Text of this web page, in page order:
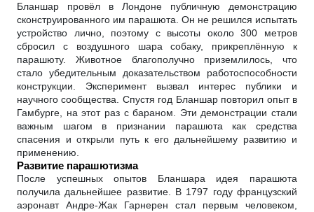
Бланшар провёл в Лондоне публичную демонстрацию
сконструированного им парашюта. Он не решился испытать
устройство лично, поэтому с высоты около 300 метров
сбросил с воздушного шара собаку, прикреплённую к
парашюту. Животное благополучно приземлилось, что
стало убедительным доказательством работоспособности
конструкции. Эксперимент вызвал интерес публики и
научного сообщества. Спустя год Бланшар повторил опыт в
Гамбурге, на этот раз с бараном. Эти демонстрации стали
важным шагом в признании парашюта как средства
спасения и открыли путь к его дальнейшему развитию и
применению.
Развитие парашютизма
После успешных опытов Бланшара идея парашюта
получила дальнейшее развитие. В 1797 году французский
аэронавт Андре-Жак Гарнерен стал первым человеком,